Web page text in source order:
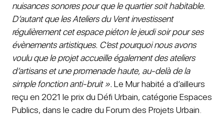
nuisances sonores pour que le quartier soit habitable.
D’autant que les Ateliers du Vent investissent
régulièrement cet espace piéton le jeudi soir pour ses
évènements artistiques. C’est pourquoi nous avons
voulu que le projet accueille également des ateliers
d’artisans et une promenade haute, au-delà de la
simple fonction anti-bruit ». Le Mur habité a d’ailleurs
reçu en 2021 le prix du Défi Urbain, catégorie Espaces
Publics, dans le cadre du Forum des Projets Urbain.